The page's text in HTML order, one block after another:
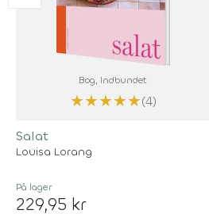
Bog, Indbundet
★★★★★(4)
Salat
Louisa Lorang
På lager
229,95 kr